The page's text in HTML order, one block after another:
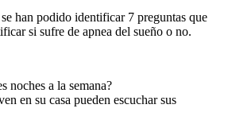
han podido identificar 7 preguntas que
si sufre de apnea del sueño o no.
noches a la semana?
en su casa pueden escuchar sus